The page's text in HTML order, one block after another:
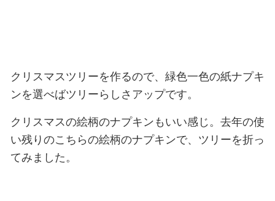
クリスマスツリーを作るので、緑色一色の紙ナプキ
ンを選べばツリーらしさアップです。
クリスマスの絵柄のナプキンもいい感じ。去年の使
い残りのこちらの絵柄のナプキンで、ツリーを折っ
てみました。